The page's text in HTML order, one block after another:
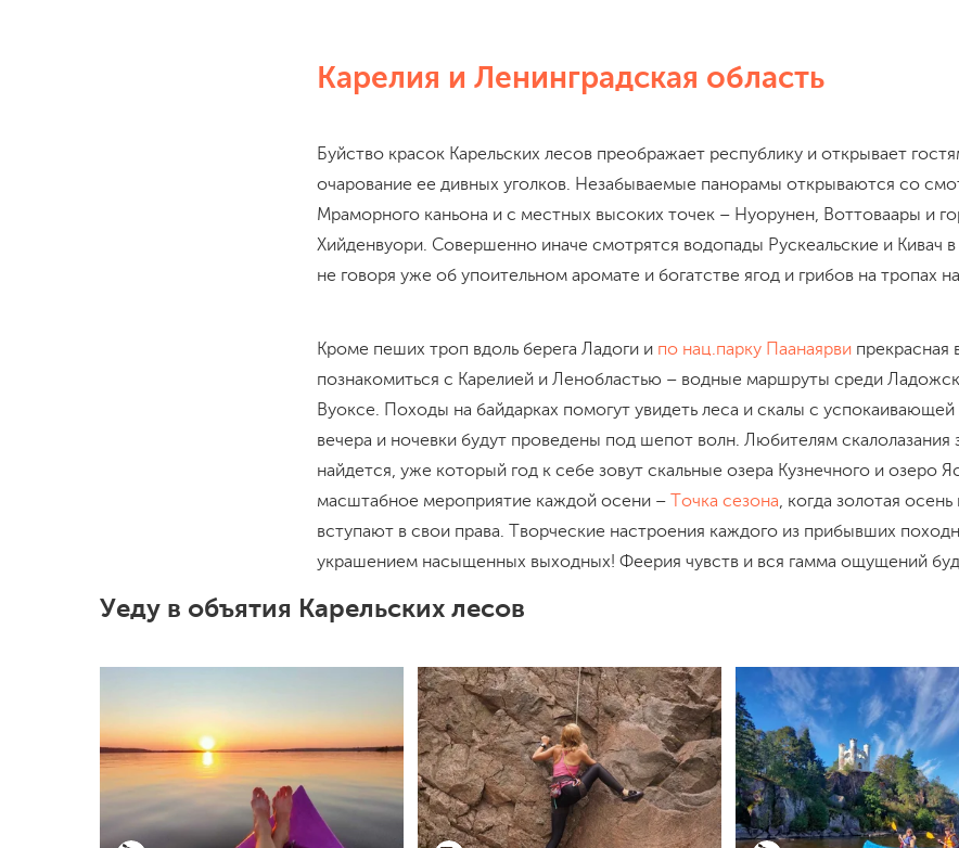
Карелия и Ленинградская область
Буйство красок Карельских лесов преображает республику и открывает
очарование ее дивных уголков. Незабываемые панорамы открываются со
Мраморного каньона и с местных высоких точек – Нуорунен, Воттоваары и
Хийденвуори. Совершенно иначе смотрятся водопады Рускеальские и Кивач
не говоря уже об упоительном аромате и богатстве ягод и грибов на тропах
Кроме пеших троп вдоль берега Ладоги и по нац.парку Паанаярви прекрасная
познакомиться с Карелией и Ленобластью – водные маршруты среди
Вуоксе. Походы на байдарках помогут увидеть леса и скалы с успокаивающей
вечера и ночевки будут проведены под шепот волн. Любителям скалолазания
найдется, уже который год к себе зовут скальные озера Кузнечного и озеро
масштабное мероприятие каждой осени – Точка сезона, когда золотая
вступают в свои права. Творческие настроения каждого из прибывших
украшением насыщенных выходных! Феерия чувств и вся гамма ощущений
Уеду в объятия Карельских лесов